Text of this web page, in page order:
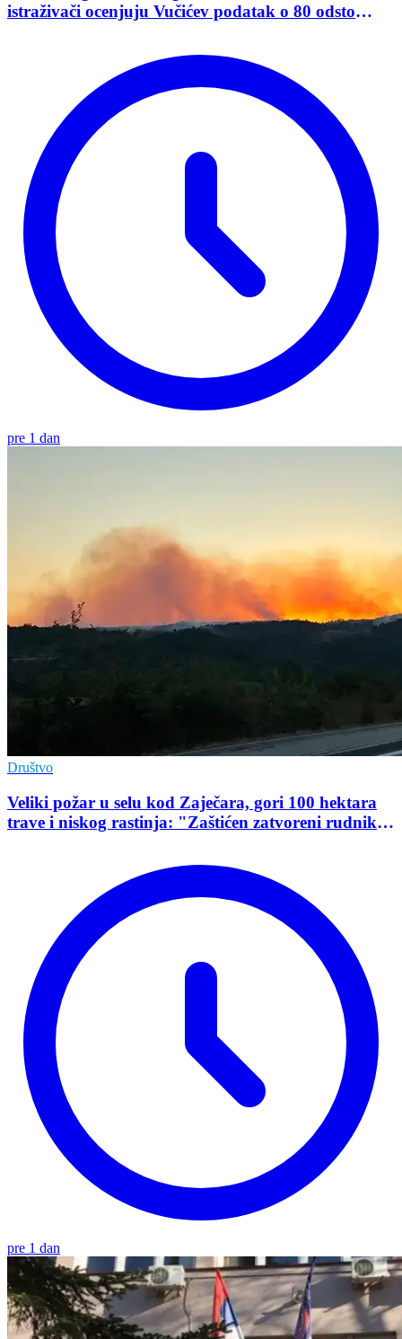
istraživači ocenjuju Vučićev podatak o 80 odsto
pre 1 dan
Društvo
Veliki požar u selu kod Zaječara, gori 100 hektara
trave i niskog rastinja: "Zaštićen zatvoreni rudnik
pre 1 dan